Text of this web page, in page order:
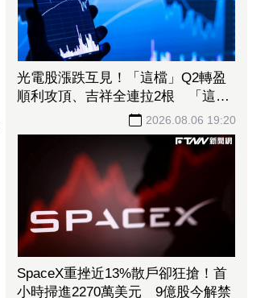
光電股漲跌互見！「這檔」Q2轉盈
順利攻頂、吉祥全連拉2根 「這6
檔」昨漲停今卻收黑 2026.08.06 19:20
SpaceX重挫近13%散戶卻狂搶！首
小時掃進2270萬美元 9億股今解禁